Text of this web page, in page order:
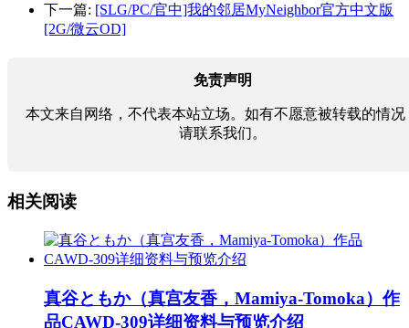
下一篇: [SLG/PC/官中]我的邻居MyNeighbor官方中文版
[2G/微云OD]
免责声明
本文来自网络，不代表本站立场。如有不愿意被转载的情况
请联系我们。
相关阅读
真谷ともか（真宫友香，Mamiya-Tomoka）作
品CAWD-309详细资料与预览介绍